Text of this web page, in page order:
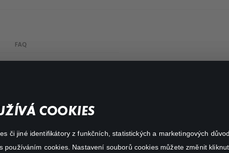
COOKIES
či jiné identifikátory z funkčních, statistických a marketingových
cookies. Nastavení souborů cookies můžete změnit
FAQ